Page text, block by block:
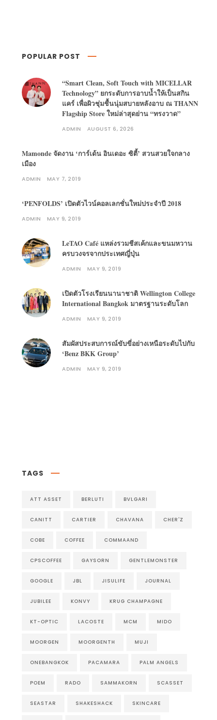
POPULAR POST
“Smart Clean, Soft Touch with MICELLAR
Technology” ยกระดับการอาบน้ำให้เป็นสกิน
แคร์ เพื่อผิวชุ่มชื้นนุ่มสบายหลังอาบ ณ THANN
Flagship Store ใหม่ล่าสุดย่าน “ทรงวาด”
ADMIN AUGUST 6, 2026
Mamonde จัดงาน ‘การ์เด้น อินเดอะ ซิตี้’ สวนสวยใจกลาง
เมือง
ADMIN MAY 7, 2019
‘PENFOLDS’ เปิดตัวไวน์คอลเลกชั่นใหม่ประจำปี 2018
ADMIN MAY 9, 2019
LeTAO Café แหล่งรวมชีสเค้กและขนมหวาน
ครบวงจรจากประเทศญี่ปุ่น
ADMIN MAY 9, 2019
เปิดตัวโรงเรียนนานาชาติ Wellington College
International Bangkok มาตรฐานระดับโลก
ADMIN MAY 9, 2019
สัมผัสประสบการณ์ขับขี่อย่างเหนือระดับไปกับ
‘Benz BKK Group’
ADMIN MAY 9, 2019
TAGS
ATT ASSET BERLUTI BVLGARI
CANITT CARTIER CHAVANA CHER'Z
COBE COFFEE COMMAAND
CPSCOFFEE GAYSORN GENTLEMONSTER
GOOGLE JBL JISULIFE JOURNAL
JUBILEE KONVY KRUG CHAMPAGNE
KT-OPTIC LACOSTE MCM MIDO
MOORGEN MOORGENTH MUJI
ONEBANGKOK PACAMARA PALM ANGELS
POEM RADO SAMMAKORN SCASSET
SEASTAR SHAKESHACK SKINCARE